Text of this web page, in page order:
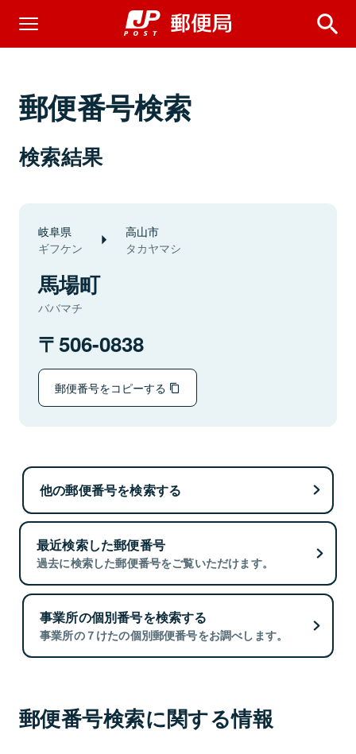
郵便番号検索
検索結果
岐阜県
ギフケン
高山市
タカヤマシ
馬場町
ババマチ
506-0838
郵便番号をコピーする
他の郵便番号を検索する
最近検索した郵便番号
過去に検索した郵便番号をご覧いただけます。
事業所の個別番号を検索する
事業所の７けたの個別郵便番号をお調べします。
郵便番号検索に関する情報